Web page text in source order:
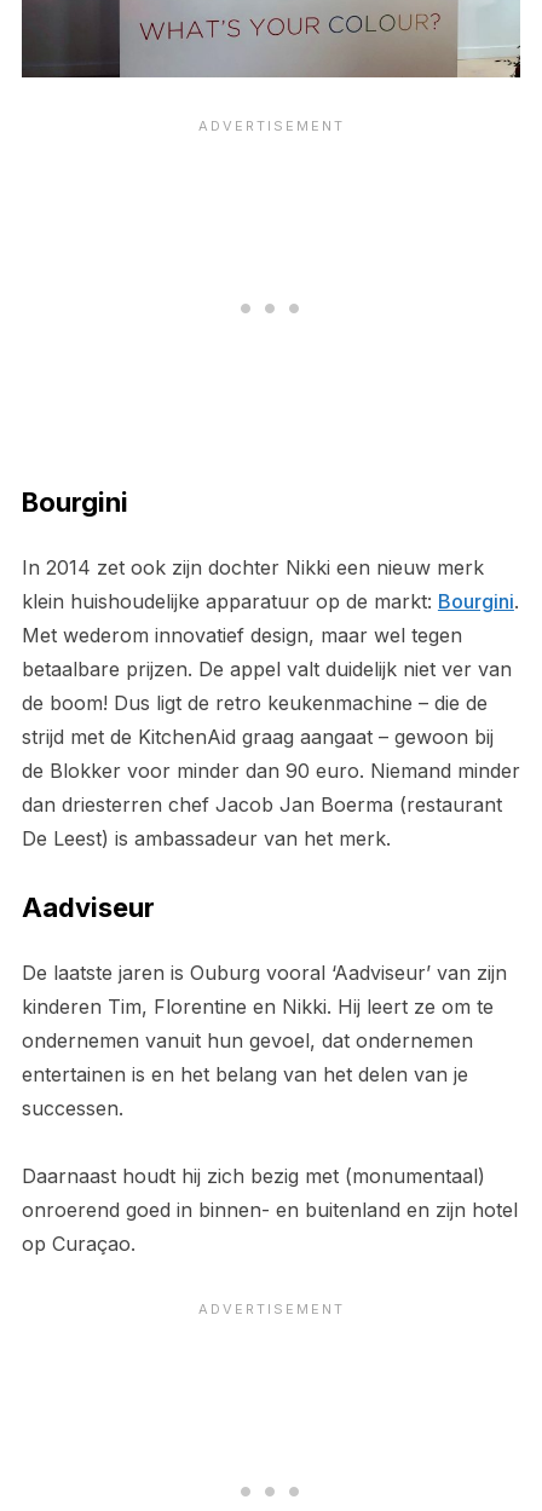
Bourgini
In 2014 zet ook zijn dochter Nikki een nieuw merk
klein huishoudelijke apparatuur op de markt: Bourgini.
Met wederom innovatief design, maar wel tegen
betaalbare prijzen. De appel valt duidelijk niet ver van
de boom! Dus ligt de retro keukenmachine – die de
strijd met de KitchenAid graag aangaat – gewoon bij
de Blokker voor minder dan 90 euro. Niemand minder
dan driesterren chef Jacob Jan Boerma (restaurant
De Leest) is ambassadeur van het merk.
Aadviseur
De laatste jaren is Ouburg vooral ‘Aadviseur’ van zijn
kinderen Tim, Florentine en Nikki. Hij leert ze om te
ondernemen vanuit hun gevoel, dat ondernemen
entertainen is en het belang van het delen van je
successen.
Daarnaast houdt hij zich bezig met (monumentaal)
onroerend goed in binnen- en buitenland en zijn hotel
op Curaçao.